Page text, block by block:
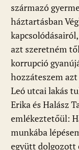
származó
háztartásban
azt szeretném
korrupció
hozzáteszem
Leó utcai lakás
Erika és Halász
emlékeztetőül:
munkába
együtt dolgozott